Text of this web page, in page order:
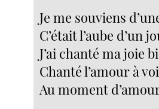
Je me souviens
C’était l’aube d’un
J’ai chanté ma joie
Chanté l’amour à
Au moment